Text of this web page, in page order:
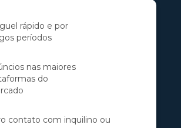
rápido e por
períodos
nas maiores
do
contato com inquilino ou